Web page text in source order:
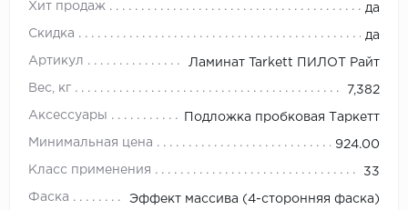
Хит продаж да
Скидка да
Артикул Ламинат Tarkett ПИЛОТ Райт
Вес, кг 7,382
Аксессуары Подложка пробковая Таркетт
Минимальная цена 924.00
Класс применения 33
Фаска Эффект массива (4-сторонняя фаска)